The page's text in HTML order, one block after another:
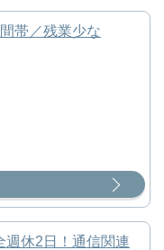
帯／残業少な
週休2日！通信関連